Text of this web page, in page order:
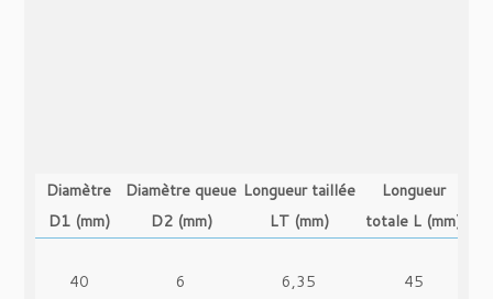
Diamètre
D1 (mm)
Diamètre queue
D2 (mm)
Longueur taillée
LT (mm)
Longueur
totale L (mm)
40 6 6,35 45